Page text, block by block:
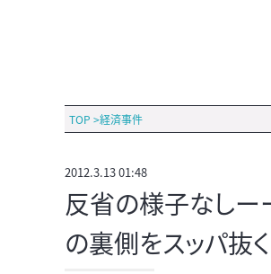
TOP >経済事件
2012.3.13 01:48
反省の様子なしー
の裏側をスッパ抜く